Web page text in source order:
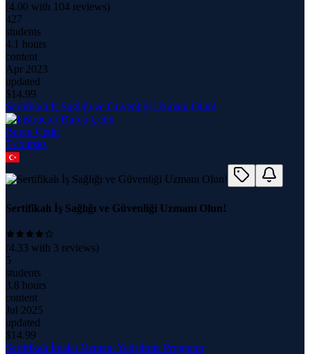
(4.00 with 104 reviews)
427
students
4.1 hours
content
Apr 2023
updated
$14.99
Sertifikalı İş Sağlığı ve Güvenliği Uzmanı Olun!
Burcu Çetin
7 courses
Sertifikalı İş Sağlığı ve Güvenliği Uzmanı Olun!
(4.33 with 3 reviews)
5
students
3.8 hours
content
Jul 2025
updated
$14.99
Sertifikalı İmalat Uzmanı Yetiştirme Programı